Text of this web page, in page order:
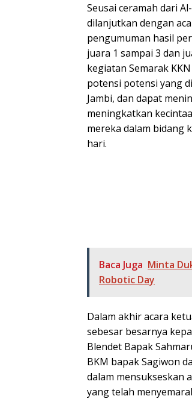
Seusai ceramah dari
dilanjutkan dengan
pengumuman hasil
juara 1 sampai 3 dan
kegiatan Semarak
potensi potensi yang
Jambi, dan dapat
meningkatkan
mereka dalam bidang
hari.
Baca Juga Minta
Robotic Day
Dalam akhir acara
sebesar besarnya
Blendet Bapak
BKM bapak Sagiwon
dalam mensukseskan
yang telah